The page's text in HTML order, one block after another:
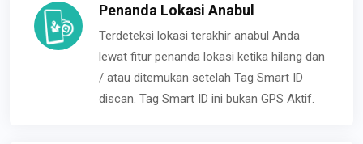
Penanda Lokasi Anabul
Terdeteksi lokasi terakhir anabul Anda
lewat fitur penanda lokasi ketika hilang dan
/ atau ditemukan setelah Tag Smart ID
discan. Tag Smart ID ini bukan GPS Aktif.